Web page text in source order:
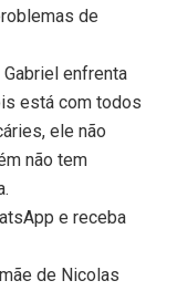
de
enfrenta
está com todos
ele não
não tem
e receba
de Nicolas